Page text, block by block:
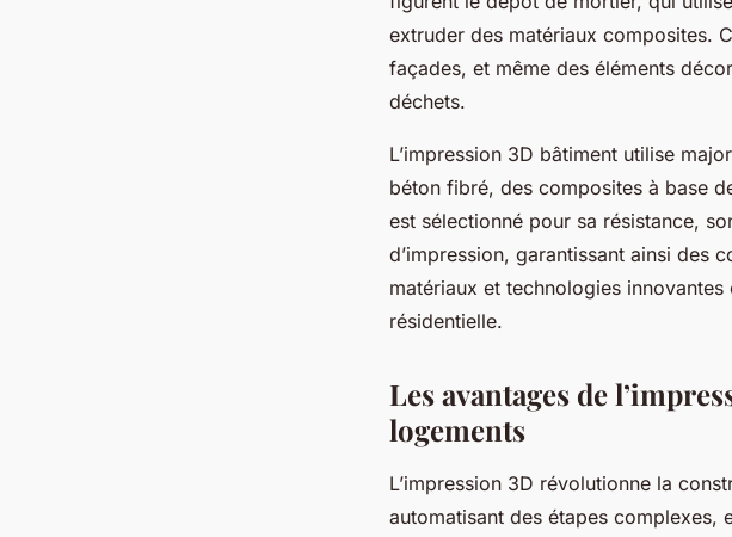
extruder des matériaux composites.
façades, et même des éléments
déchets.
L’impression 3D bâtiment utilise
béton fibré, des composites à base
est sélectionné pour sa résistance,
d’impression, garantissant ainsi des
matériaux et technologies
résidentielle.
Les avantages de
logements
L’impression 3D révolutionne la
automatisant des étapes complexes,